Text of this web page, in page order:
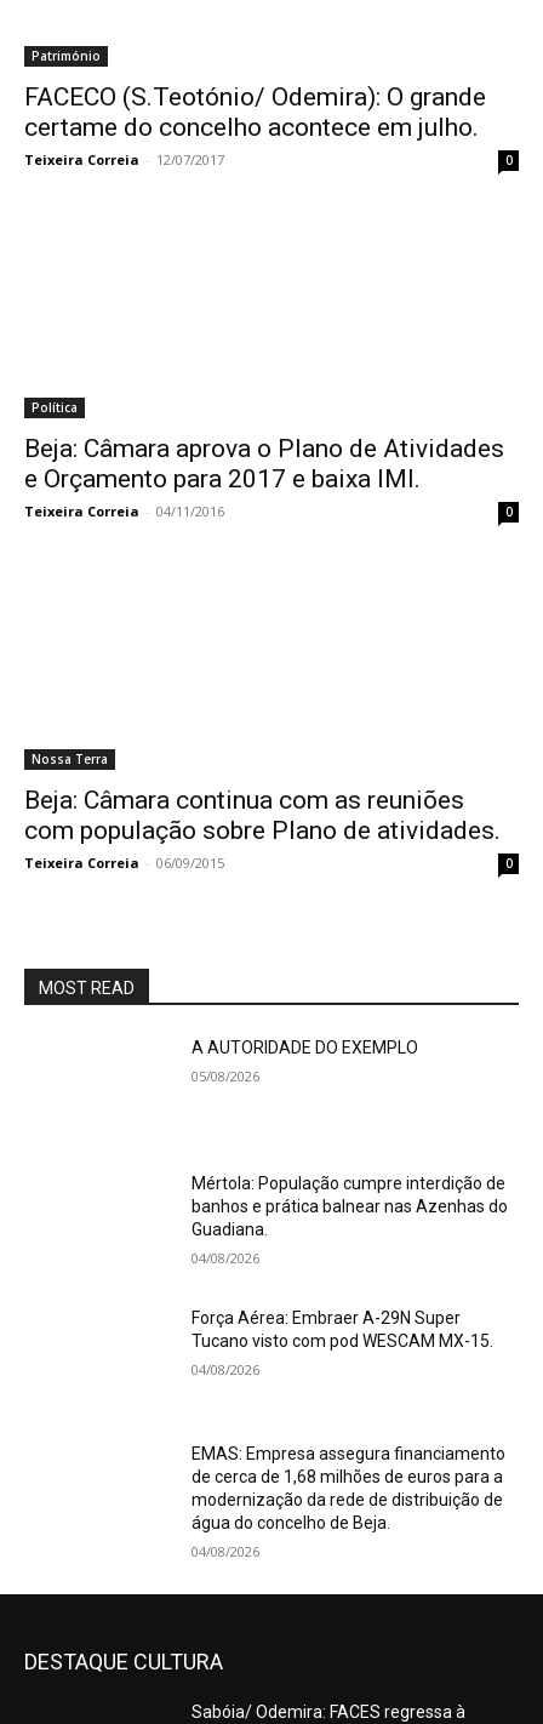
Património
FACECO (S.Teotónio/ Odemira): O grande
certame do concelho acontece em julho.
Teixeira Correia - 12/07/2017 0
Política
Beja: Câmara aprova o Plano de Atividades
e Orçamento para 2017 e baixa IMI.
Teixeira Correia - 04/11/2016 0
Nossa Terra
Beja: Câmara continua com as reuniões
com população sobre Plano de atividades.
Teixeira Correia - 06/09/2015 0
MOST READ
A AUTORIDADE DO EXEMPLO
05/08/2026
Mértola: População cumpre interdição de
banhos e prática balnear nas Azenhas do
Guadiana.
04/08/2026
Força Aérea: Embraer A-29N Super
Tucano visto com pod WESCAM MX-15.
04/08/2026
EMAS: Empresa assegura financiamento
de cerca de 1,68 milhões de euros para a
modernização da rede de distribuição de
água do concelho de Beja.
04/08/2026
DESTAQUE CULTURA
Sabóia/ Odemira: FACES regressa à